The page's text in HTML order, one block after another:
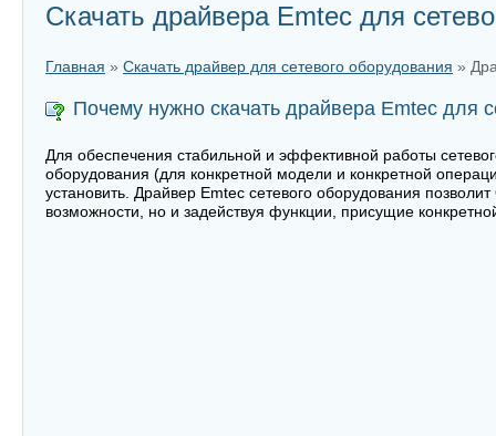
Скачать драйвера Emtec для
Главная » Скачать драйвер для сетевого оборудования »
Почему нужно скачать драйвера Emtec для
Для обеспечения стабильной и эффективной работы
оборудования (для конкретной модели и конкретной
установить. Драйвер Emtec сетевого оборудования
возможности, но и задействуя функции, присущие